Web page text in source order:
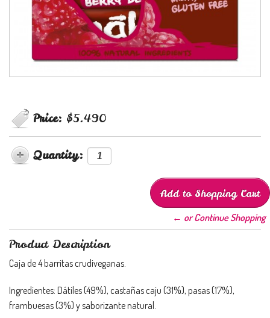
Price: $5.490
Quantity:
← or Continue Shopping
Product Description
Caja de 4 barritas crudiveganas.
Ingredientes: Dátiles (49%), castañas caju (31%), pasas (17%),
frambuesas (3%) y saborizante natural.